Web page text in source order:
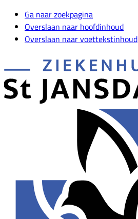
Ga naar zoekpagina
Overslaan naar hoofdinhoud
Overslaan naar voettekstinhoud